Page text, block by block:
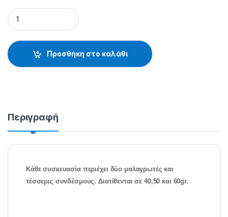
METHOD FEEDER 42-569** - 38.61.04.640 quantity
Προσθήκη στο καλάθι
Περιγραφή
Κάθε συσκευασία περιέχει δύο μαλαγρωτές και
τέσσερις συνδέσμους. Διατίθενται σε 40,50 και 60gr.